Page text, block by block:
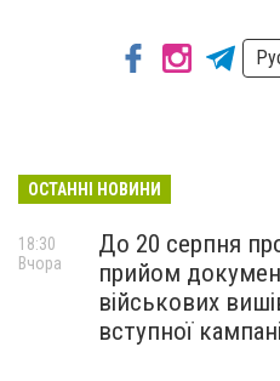
ОСТАННІ НОВИНИ
До 20 серпня
прийом
військових
вступної
18:30
Вчора